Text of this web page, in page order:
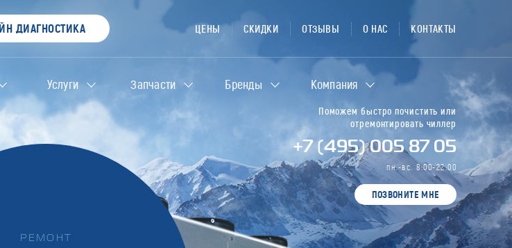
РЕМОНТ
Поможем быстро почистить или
отремонтировать чиллер
+7 (495) 005 87 05
пн.-вс. 8:00-22:00
ПОЗВОНИТЕ МНЕ
ЦЕНЫ СКИДКИ ОТЗЫВЫ О НАС КОНТАКТЫ
Услуги Запчасти Бренды Компания
ДИАГНОСТИКА